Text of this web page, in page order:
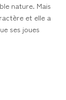
nature. Mais
et elle a
ses joues